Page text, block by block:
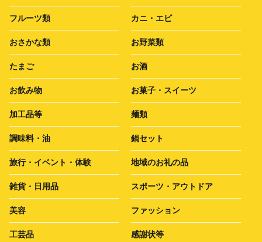
フルーツ類 カニ・エビ
おさかな類 お野菜類
たまご お酒
お飲み物 お菓子・スイーツ
加工品等 麺類
調味料・油 鍋セット
旅行・イベント・体験 地域のお礼の品
雑貨・日用品 スポーツ・アウトドア
美容 ファッション
工芸品 感謝状等